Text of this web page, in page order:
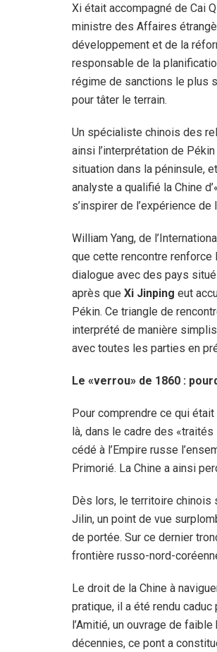
Xi était accompagné de Cai
ministre des Affaires
développement et de la
responsable de la
régime de sanctions le plus
pour tâter le terrain.
Un spécialiste chinois des
ainsi l’interprétation de
situation dans la péninsule,
analyste a qualifié la Chine
s’inspirer de l’expérience
William Yang, de
que cette rencontre renforce
dialogue avec des pays
après que Xi Jinping eut
Pékin. Ce triangle de
interprété de manière
avec toutes les parties en
Le «verrou» de 1860 :
Pour comprendre ce qui
là, dans le cadre des «traités
cédé à l’Empire russe
Primorié. La Chine a ainsi
Dès lors, le territoire chinois
Jilin, un point de vue
de portée. Sur ce dernier
frontière russo-nord-
Le droit de la Chine à
pratique, il a été rendu
l’Amitié, un ouvrage de
décennies, ce pont a